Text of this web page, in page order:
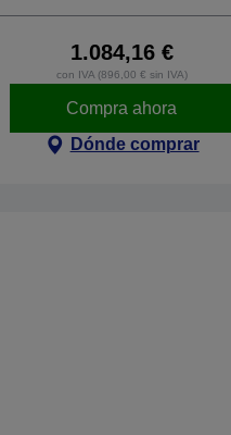
1.084,16 €
con IVA (896,00 € sin IVA)
Compra ahora
Dónde comprar